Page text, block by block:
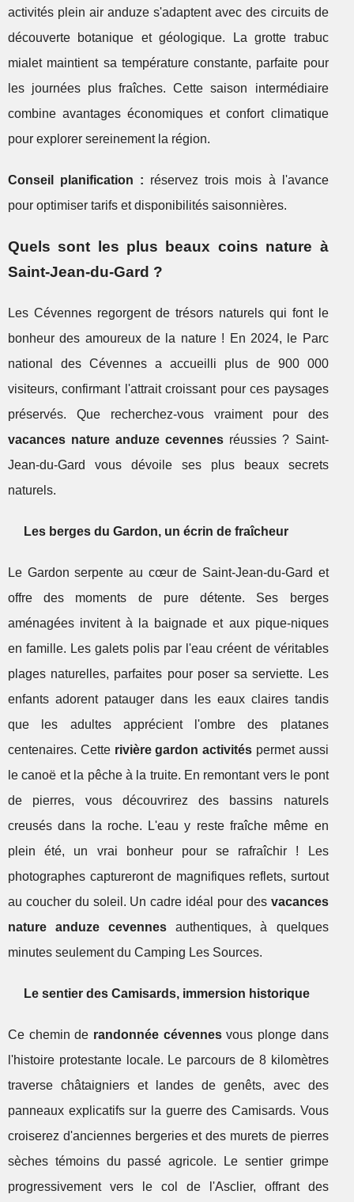
activités plein air anduze s'adaptent avec des circuits de
découverte botanique et géologique. La grotte trabuc
mialet maintient sa température constante, parfaite pour
les journées plus fraîches. Cette saison intermédiaire
combine avantages économiques et confort climatique
pour explorer sereinement la région.
Conseil planification : réservez trois mois à l'avance
pour optimiser tarifs et disponibilités saisonnières.
Quels sont les plus beaux coins nature à
Saint-Jean-du-Gard ?
Les Cévennes regorgent de trésors naturels qui font le
bonheur des amoureux de la nature ! En 2024, le Parc
national des Cévennes a accueilli plus de 900 000
visiteurs, confirmant l'attrait croissant pour ces paysages
préservés. Que recherchez-vous vraiment pour des
vacances nature anduze cevennes réussies ? Saint-
Jean-du-Gard vous dévoile ses plus beaux secrets
naturels.
Les berges du Gardon, un écrin de fraîcheur
Le Gardon serpente au cœur de Saint-Jean-du-Gard et
offre des moments de pure détente. Ses berges
aménagées invitent à la baignade et aux pique-niques
en famille. Les galets polis par l'eau créent de véritables
plages naturelles, parfaites pour poser sa serviette. Les
enfants adorent patauger dans les eaux claires tandis
que les adultes apprécient l'ombre des platanes
centenaires. Cette rivière gardon activités permet aussi
le canoë et la pêche à la truite. En remontant vers le pont
de pierres, vous découvrirez des bassins naturels
creusés dans la roche. L'eau y reste fraîche même en
plein été, un vrai bonheur pour se rafraîchir ! Les
photographes captureront de magnifiques reflets, surtout
au coucher du soleil. Un cadre idéal pour des vacances
nature anduze cevennes authentiques, à quelques
minutes seulement du Camping Les Sources.
Le sentier des Camisards, immersion historique
Ce chemin de randonnée cévennesvous plonge dans
l'histoire protestante locale. Le parcours de 8 kilomètres
traverse châtaigniers et landes de genêts, avec des
panneaux explicatifs sur la guerre des Camisards. Vous
croiserez d'anciennes bergeries et des murets de pierres
sèches témoins du passé agricole. Le sentier grimpe
progressivement vers le col de l'Asclier, offrant des